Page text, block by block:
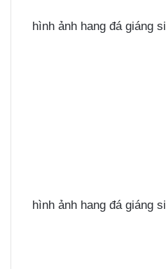
hình ảnh hang đá giáng
hình ảnh hang đá giáng